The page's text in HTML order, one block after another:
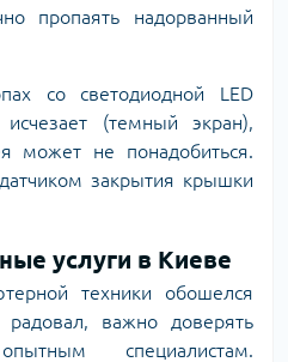
пропаять надорванный
со светодиодной LED
(темный экран),
может не понадобиться.
закрытия крышки
услуги в Киеве
техники обошелся
радовал, важно доверять
специалистам.